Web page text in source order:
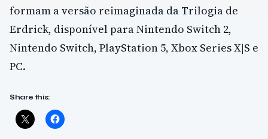
formam a versão reimaginada da Trilogia de
Erdrick, disponível para Nintendo Switch 2,
Nintendo Switch, PlayStation 5, Xbox Series X|S e
PC.
Share this: